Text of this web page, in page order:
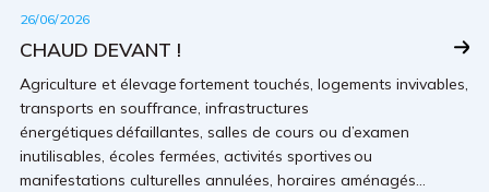
26/06/2026
CHAUD DEVANT !
Agriculture et élevage fortement touchés, logements invivables,
transports en souffrance, infrastructures
énergétiques défaillantes, salles de cours ou d’examen
inutilisables, écoles fermées, activités sportives ou
manifestations culturelles annulées, horaires aménagés…